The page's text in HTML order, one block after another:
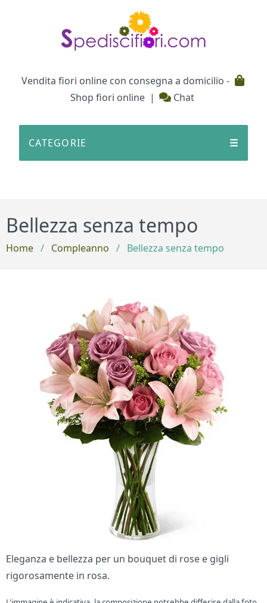
Vendita fiori online con consegna a domicilio -
Shop fiori online | Chat
CATEGORIE ☰
Bellezza senza tempo
Home / Compleanno / Bellezza senza tempo
Eleganza e bellezza per un bouquet di rose e gigli
rigorosamente in rosa.